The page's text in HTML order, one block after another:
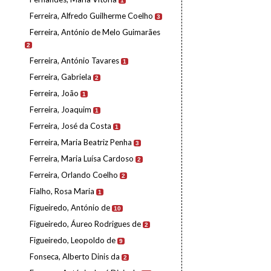
Ferreira, Alfredo Guilherme Coelho 3
Ferreira, António de Melo Guimarães
2
Ferreira, António Tavares 1
Ferreira, Gabriela 2
Ferreira, João 1
Ferreira, Joaquim 1
Ferreira, José da Costa 1
Ferreira, Maria Beatriz Penha 3
Ferreira, Maria Luísa Cardoso 2
Ferreira, Orlando Coelho 2
Fialho, Rosa Maria 1
Figueiredo, António de 10
Figueiredo, Áureo Rodrigues de 2
Figueiredo, Leopoldo de 9
Fonseca, Alberto Dinis da 2